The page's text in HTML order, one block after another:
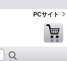
PCサイト